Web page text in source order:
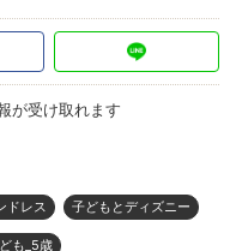
が受け取れます
ドレス 子どもとディズニー
も_5歳